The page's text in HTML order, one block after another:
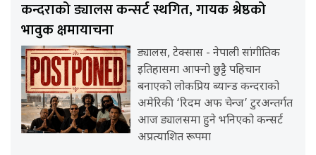
कन्दराको ड्यालस कन्सर्ट स्थगित, गायक श्रेष्ठको
भावुक क्षमायाचना
ड्यालस, टेक्सास - नेपाली सांगीतिक
इतिहासमा आफ्नो छुट्टै पहिचान
बनाएको लोकप्रिय ब्यान्ड कन्दराको
अमेरिकी ‘रिदम अफ चेन्ज’ टुरअन्तर्गत
आज ड्यालसमा हुने भनिएको कन्सर्ट
अप्रत्याशित रूपमा